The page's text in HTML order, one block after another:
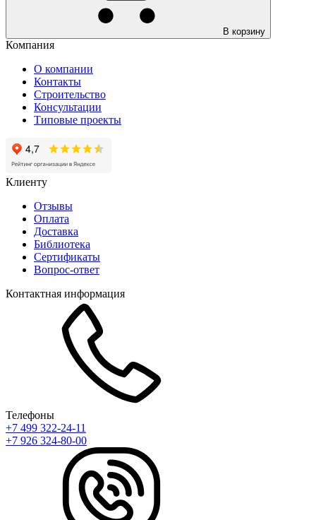
В корзину
Компания
О компании
Контакты
Строительство
Консультации
Типовые проекты
Клиенту
Отзывы
Оплата
Доставка
Библиотека
Сертификаты
Вопрос-ответ
Контактная информация
Телефоны
+7 499 322-24-11
+7 926 324-80-00